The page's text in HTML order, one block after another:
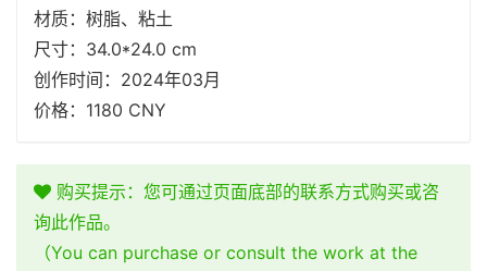
材质：树脂、粘土
尺寸：34.0*24.0 cm
创作时间：2024年03月
价格：1180 CNY
购买提示：您可通过页面底部的联系方式购买或咨
询此作品。
（You can purchase or consult the work at the